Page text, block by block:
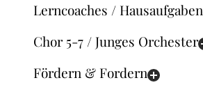
Lerncoaches / Hausaufgaben
Chor 5-7 / Junges Orchester
Fördern & Fordern